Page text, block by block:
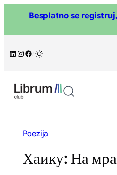
sadržaj
Besplatno se
LinkedIn
Instagram
Facebook
Poezija
Хаику: На